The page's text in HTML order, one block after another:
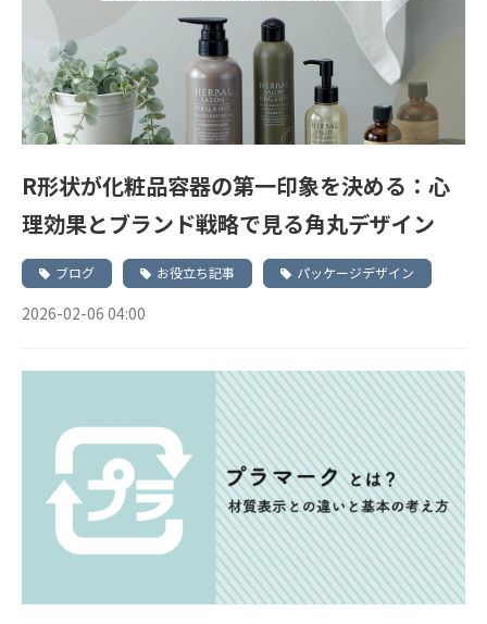
R形状が化粧品容器の第一印象を決める：心
理効果とブランド戦略で見る角丸デザイン
ブログ お役立ち記事 パッケージデザイン
2026-02-06 04:00